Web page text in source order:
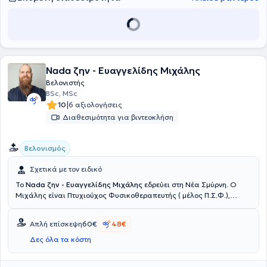
Nada ζην - Ευαγγελίδης Μιχάλης
Βελονιστής
BSc, MSc
10|6 αξιολογήσεις
Διαθεσιμότητα για βιντεοκλήση
Βελονισμός
Σχετικά με τον ειδικό
Το Nada ζην - Ευαγγελίδης Μιχάλης εδρεύει στη Νέα Σμύρνη. Ο
Μιχάλης είναι Πτυχιούχος Φυσικοθεραπευτής ( μέλος Π.Σ.Φ.),
Απόκτησε Master Χειροπρακτικής (Master of Chiropractic) από το
Ackerman College Stockholm. Ακολούθησε μετεκπαίδευση στο
Ιατρικό βελονισμό και Ηλεκτροβελονισμό στην Αγγλία,
μέθοδος (UK) και Si Yuan -Balance Method στην Ελβετία.
Απλή επίσκεψη60€
48€
Δες όλα τα κόστη